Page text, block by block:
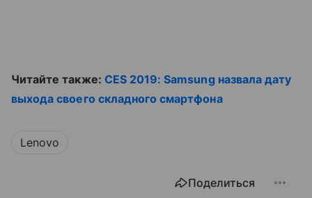
Читайте также: CES 2019: Samsung назвала дату
выхода своего складного смартфона
Lenovo
Поделиться